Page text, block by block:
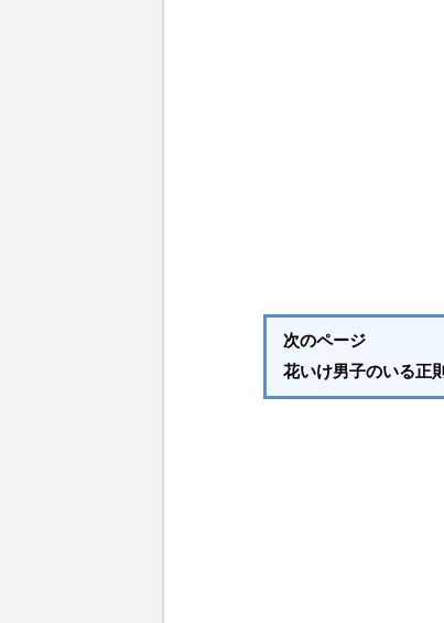
次のページ
花いけ男子のいる正